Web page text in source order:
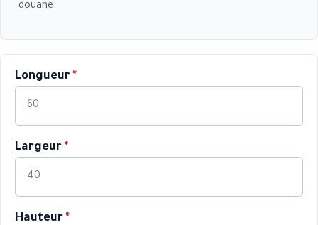
douane.
Longueur *
Largeur *
Hauteur *